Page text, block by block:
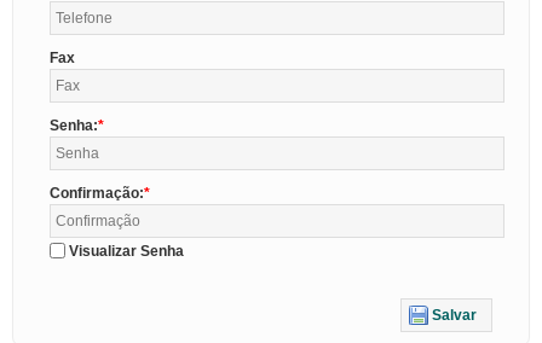
Fax
Senha:
Confirmação:
Visualizar Senha
Salvar